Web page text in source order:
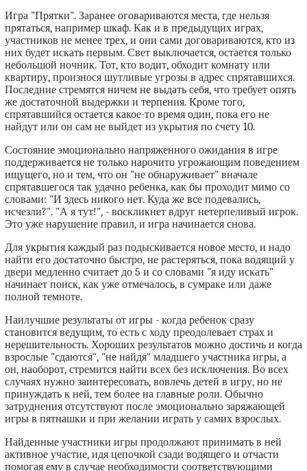
Игра "Прятки". Заранее оговариваются места, где нельзя
прятаться, например шкаф. Как и в предыдущих играх,
участников не менее трех, и они сами договариваются, кто из
них будет искать первым. Свет выключается, остается только
небольшой ночник. Тот, кто водит, обходит комнату или
квартиру, произнося шутливые угрозы в адрес спрятавшихся.
Последние стремятся ничем не выдать себя, что требует опять
же достаточной выдержки и терпения. Кроме того,
спрятавшийся остается какое-то время один, пока его не
найдут или он сам не выйдет из укрытия по счету 10.
Состояние эмоционально напряженного ожидания в игре
поддерживается не только нарочито угрожающим поведением
ищущего, но и тем, что он "не обнаруживает" вначале
спрятавшегося так удачно ребенка, как бы проходит мимо со
словами: "И здесь никого нет. Куда же все подевались,
исчезли?". "А я тут!", - воскликнет вдруг нетерпеливый игрок.
Это уже нарушение правил, и игра начинается снова.
Для укрытия каждый раз подыскивается новое место, и надо
найти его достаточно быстро, не растеряться, пока водящий у
двери медленно считает до 5 и со словами "я иду искать"
начинает поиск, как уже отмечалось, в сумраке или даже
полной темноте.
Наилучшие результаты от игры - когда ребенок сразу
становится ведущим, то есть с ходу преодолевает страх и
нерешительность. Хороших результатов можно достичь и когда
взрослые "сдаются", "не найдя" младшего участника игры, а
он, наоборот, стремится найти всех без исключения. Во всех
случаях нужно заинтересовать, вовлечь детей в игру, но не
принуждать к ней, тем более на главные роли. Обычно
затруднения отсутствуют после эмоционально заряжающей
игры в пятнашки и при желании играть у самих взрослых.
Найденные участники игры продолжают принимать в ней
активное участие, идя цепочкой сзади водящего и отчасти
помогая ему в случае необходимости соответствующими